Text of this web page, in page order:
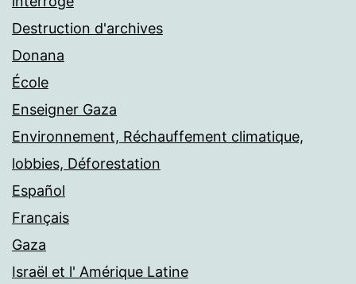
Destruction d'archives
Donana
École
Enseigner Gaza
Environnement, Réchauffement climatique,
lobbies, Déforestation
Español
Français
Gaza
Israël et l' Amérique Latine